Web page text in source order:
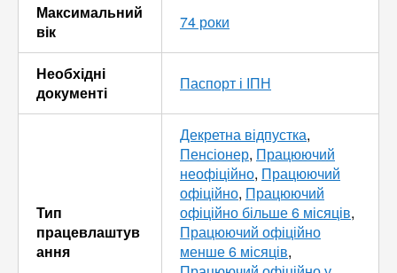
Максимальний
вік
74 роки
Необхідні
документі
Паспорт і ІПН
Тип
працевлаштув
ання
Декретна відпустка,
Пенсіонер, Працюючий
неофіційно, Працюючий
офіційно, Працюючий
офіційно більше 6 місяців,
Працюючий офіційно
менше 6 місяців,